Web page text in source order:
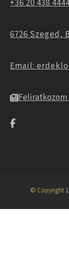
+36 20 438
6726 Szeged,
Email:
© Copyright